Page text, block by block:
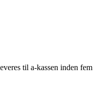
til a-kassen inden fem